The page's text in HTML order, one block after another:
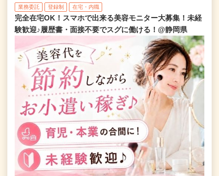
業務委託 登録制 在宅・内職
完全在宅OK！スマホで出来る美容モニター大募集！未経
験歓迎♪履歴書・面接不要でスグに働ける！@静岡県